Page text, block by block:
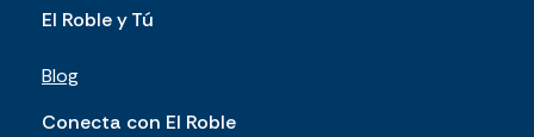
El Roble y Tú
Blog
Conecta con El Roble